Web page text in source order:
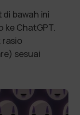
di bawah ini
ke ChatGPT.
rasio
sesuai